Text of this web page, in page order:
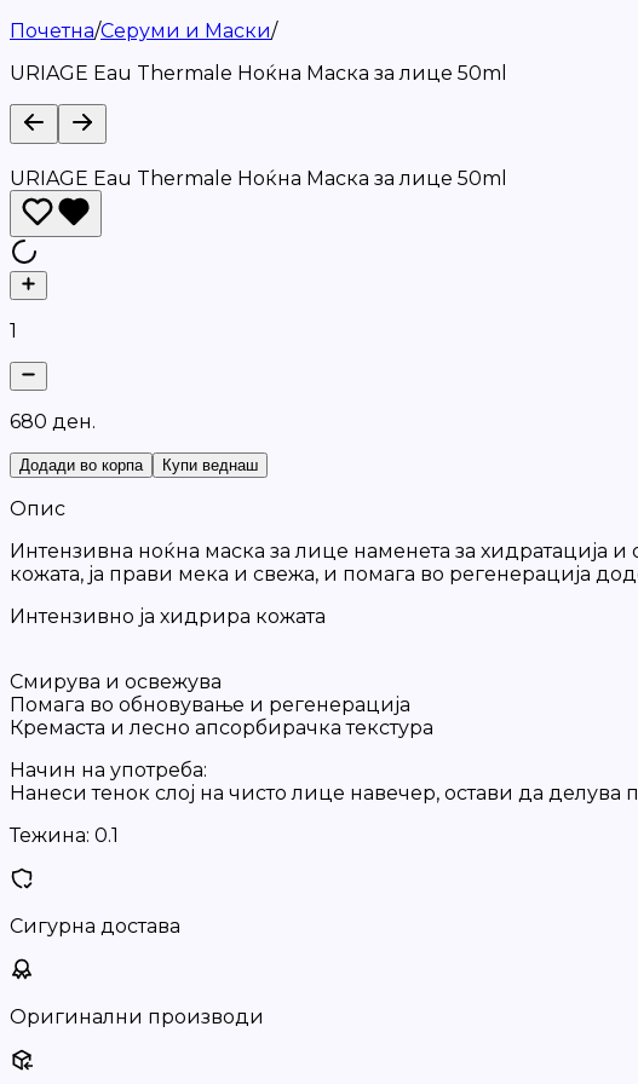
Почетна/Серуми и Маски/
URIAGE Eau Thermale Ноќна Маска за лице 50ml
URIAGE Eau Thermale Ноќна Маска за лице 50ml
1
680 ден.
Додади во корпа Купи веднаш
Опис
Интензивна ноќна маска за лице наменета за хидратација
кожата, ја прави мека и свежа, и помага во регенерација
Интензивно ја хидрира кожата
Смирува и освежува
Помага во обновување и регенерација
Кремаста и лесно апсорбирачка текстура
Начин на употреба:
Нанеси тенок слој на чисто лице навечер, остави да делува
Тежина: 0.1
Сигурна достава
Оригинални производи